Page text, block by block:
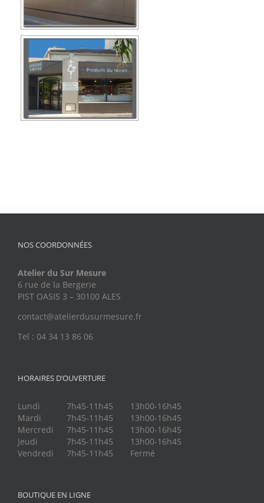
NOS COORDONNÉES
Atelier du Sur Mesure
6 rue de la Bergerie
PIST OASIS 3 – 30100 ALES
contact@atelierdusurmesure.fr
Tel : 04 34 13 86 06
HORAIRES D’OUVERTURE
Lundi 7h45-11h45
13h00-16h45
Mardi
7h45-11h45
13h00-16h45
Mercredi
7h45-11h45
13h00-16h45
Jeudi
7h45-11h45
13h00-16h45
Vendredi
7h45-11h45 Fermé
BOUTIQUE EN LIGNE